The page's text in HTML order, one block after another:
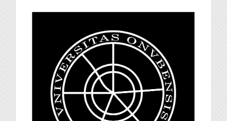
universidad